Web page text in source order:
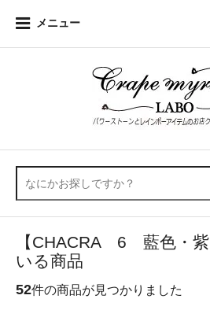
メニュー
【CHACRA 6 藍色・
いる商品
52件の商品が見つかりました